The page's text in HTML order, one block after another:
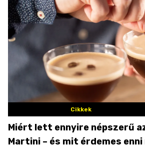
Cikkek
Miért lett ennyire népszerű
Martini – és mit érdemes enni